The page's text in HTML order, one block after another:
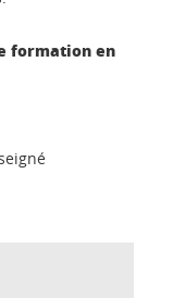
formation en